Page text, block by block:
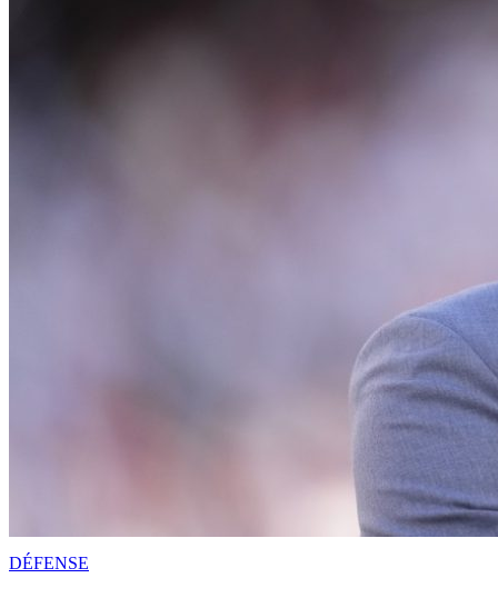
DÉFENSE